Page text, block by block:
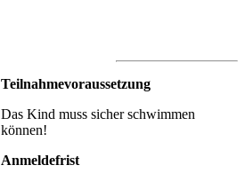
Teilnahmevoraussetzung
Das Kind muss sicher schwimmen
können!
Anmeldefrist